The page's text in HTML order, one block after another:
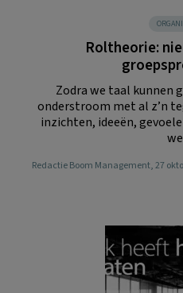
Roltheorie:
Zodra we taal kunnen
onderstroom met al z’n
inzichten, ideeën,
Redactie Boom Management, 27